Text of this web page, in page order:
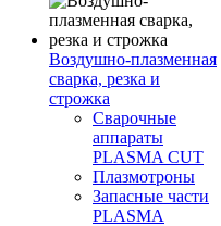
Воздушно-плазменная
сварка, резка и
строжка
Сварочные
аппараты
PLASMA CUT
Плазмотроны
Запасные части
PLASMA